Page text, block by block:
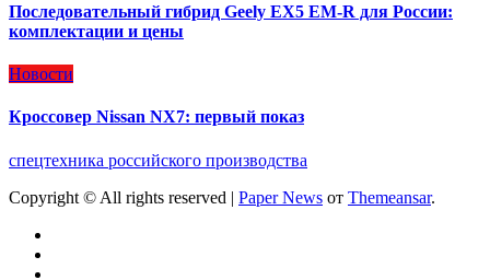
Последовательный гибрид Geely EX5 EM-R для России:
комплектации и цены
Новости
Кроссовер Nissan NX7: первый показ
спецтехника российского производства
Copyright © All rights reserved | Paper News от Themeansar.